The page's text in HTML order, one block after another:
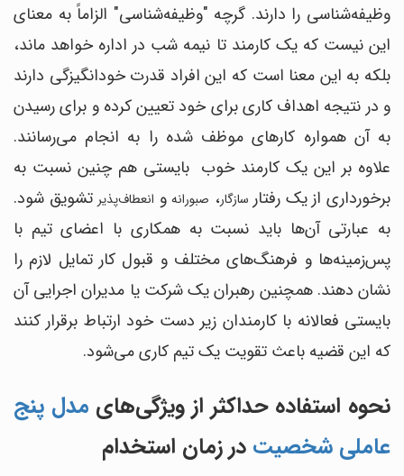
وظیفه‌شناسی را دارند. گرچه "وظیفه‌شناسی" الزاماً به معنای
این نیست که یک کارمند تا نیمه شب در اداره خواهد ماند،
بلکه به این معنا است که این افراد قدرت خودانگیزگی دارند
و در نتیجه اهداف کاری برای خود تعیین کرده و برای رسیدن
به آن همواره کارهای موظف شده را به انجام می‌رسانند.
علاوه بر این یک کارمند خوب بایستی هم چنین نسبت به
برخورداری از یک رفتار سازگار، صبورانهو انعطاف‌پذیرتشویق شود.
به عبارتی آن‌ها باید نسبت به همکاری با اعضای تیم با
پس‌زمینه‌ها و فرهنگ‌های مختلف و قبول کار تمایل لازم را
نشان دهند. همچنین رهبران یک شرکت یا مدیران اجرایی آن
بایستی فعالانه با کارمندان زیر دست خود ارتباط برقرار کنند
که این قضیه باعث تقویت یک تیم کاری می‌شود.
نحوه استفاده حداکثر از ویژگی‌های مدل پنج
عاملی شخصیت در زمان استخدام